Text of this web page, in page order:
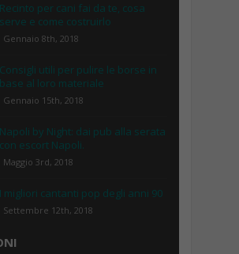
Recinto per cani fai da te, cosa
serve e come costruirlo
Gennaio 8th, 2018
Consigli utili per pulire le borse in
base al loro materiale
Gennaio 15th, 2018
Napoli by Night: dai pub alla serata
con escort Napoli.
Maggio 3rd, 2018
I migliori cantanti pop degli anni 90
Settembre 12th, 2018